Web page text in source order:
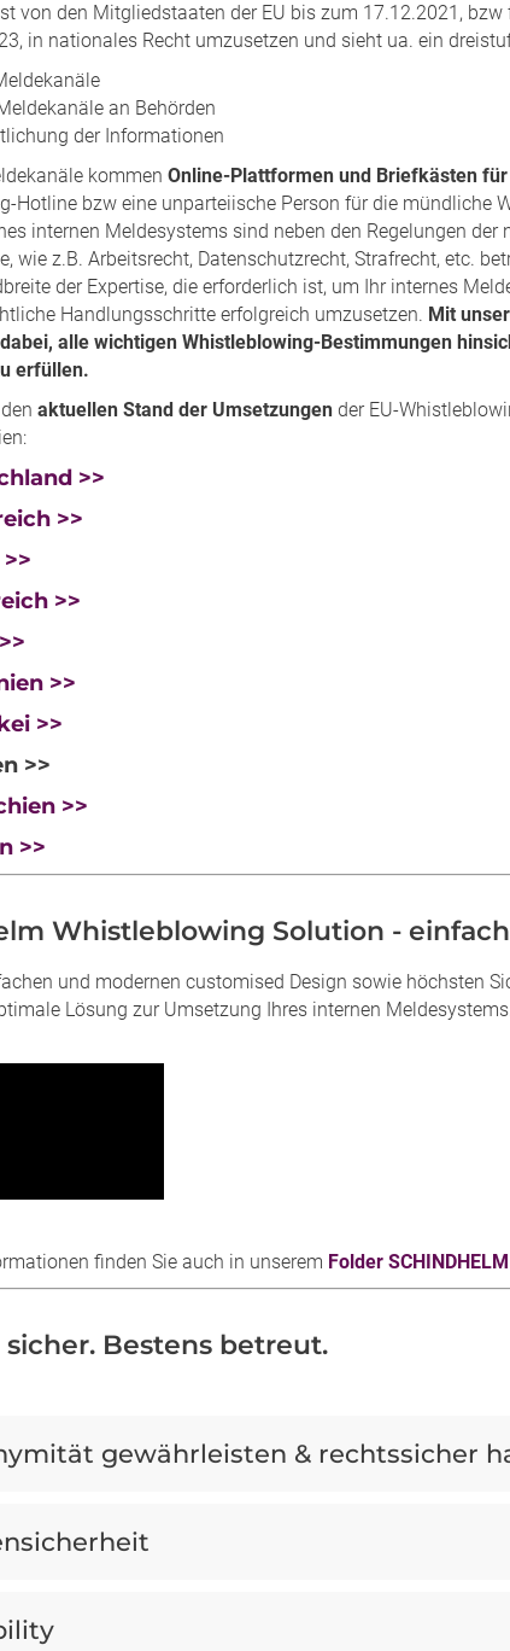
von den Mitgliedstaaten der EU bis zum 17.12.2021,
in nationales Recht umzusetzen und sieht ua. ein
an Behörden
der Informationen
kommen Online-Plattformen und Briefkästen
Hotline bzw eine unparteiische Person für die mündliche
internen Meldesystems sind neben den Regelungen
wie z.B. Arbeitsrecht, Datenschutzrecht, Strafrecht, etc.
der Expertise, die erforderlich ist, um Ihr internes
Handlungsschritte erfolgreich umzusetzen. Mit
alle wichtigen Whistleblowing-Bestimmungen
erfüllen.
aktuellen Stand der Umsetzungen der EU-
>>
>>
>>
>>
>>
>>
>>
>>
Whistleblowing Solution -
und modernen customised Design sowie höchsten
Lösung zur Umsetzung Ihres internen
finden Sie auch in unserem Folder
Bestens betreut.
gewährleisten & rechtssicher